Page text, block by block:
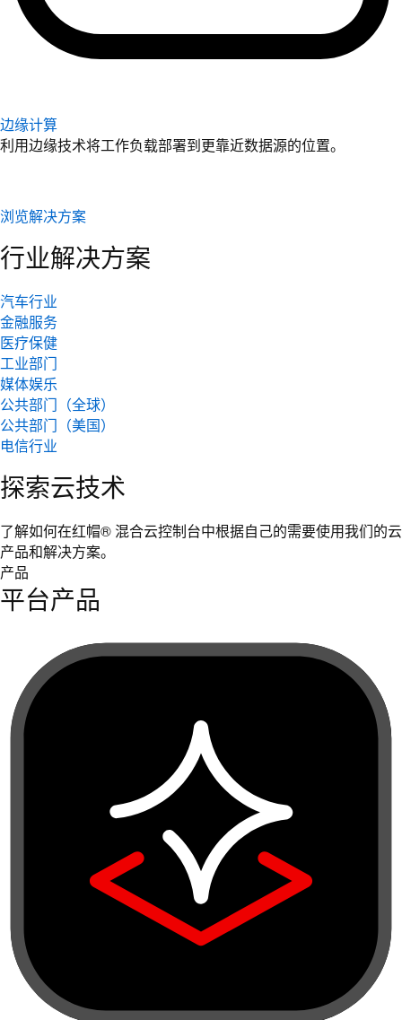
边缘计算
利用边缘技术将工作负载部署到更靠近数据源的位置。
浏览解决方案
行业解决方案
汽车行业
金融服务
医疗保健
工业部门
媒体娱乐
公共部门（全球）
公共部门（美国）
电信行业
探索云技术
了解如何在红帽® 混合云控制台中根据自己的需要使用我们的云
产品和解决方案。
产品
平台产品